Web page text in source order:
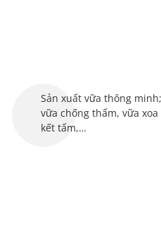
Sản xuất vữa thông
vữa chống thấm, vữa
kết tấm,…